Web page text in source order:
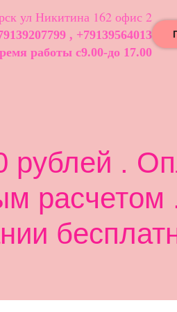
рублей .
расчетом
ул Никитина 162 офис 2
, +79139564013
работы с9.00-до 17.00